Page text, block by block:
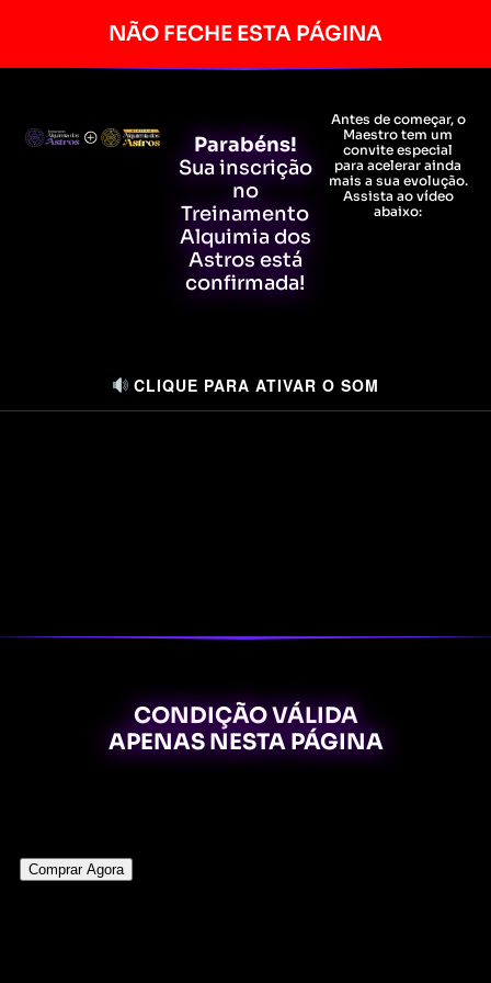
NÃO FECHE ESTA PÁGINA
Parabéns!
Sua inscrição
no
Treinamento
Alquimia dos
Astros está
confirmada!
Antes de começar, o
Maestro tem um
convite especial
para acelerar ainda
mais a sua evolução.
Assista ao vídeo
abaixo:
CLIQUE PARA ATIVAR O SOM
CONDIÇÃO VÁLIDA
APENAS NESTA PÁGINA